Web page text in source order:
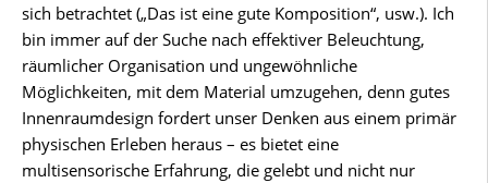
sich betrachtet („Das ist eine gute Komposition“, usw.). Ich
bin immer auf der Suche nach effektiver Beleuchtung,
räumlicher Organisation und ungewöhnliche
Möglichkeiten, mit dem Material umzugehen, denn gutes
Innenraumdesign fordert unser Denken aus einem primär
physischen Erleben heraus – es bietet eine
multisensorische Erfahrung, die gelebt und nicht nur